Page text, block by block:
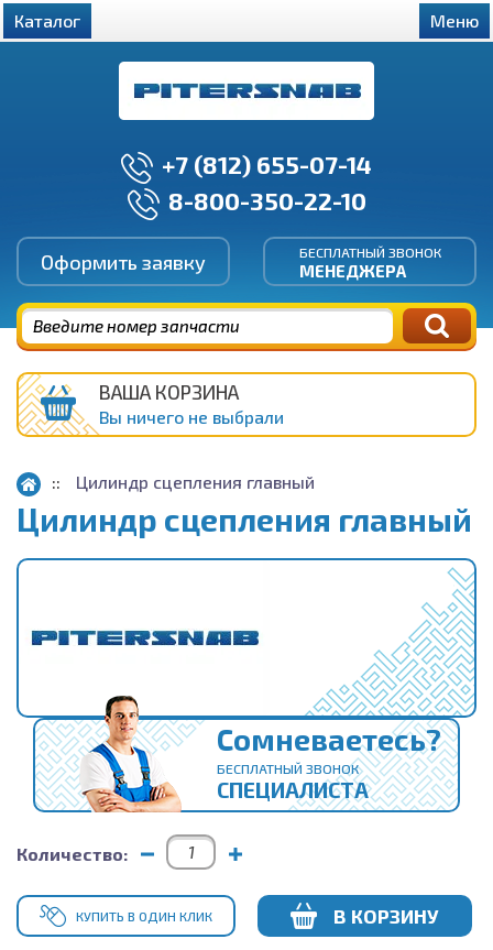
+7 (812) 655-07-14
8-800-350-22-10
Оформить заявку БЕСПЛАТНЫЙ ЗВОНОК
МЕНЕДЖЕРА
Каталог Меню
ВАША КОРЗИНА
Вы ничего не выбрали
Цилиндр сцепления главный
Цилиндр сцепления главный
Сомневаетесь?
БЕСПЛАТНЫЙ ЗВОНОК
СПЕЦИАЛИСТА
Количество:
КУПИТЬ В ОДИН КЛИК В КОРЗИНУ